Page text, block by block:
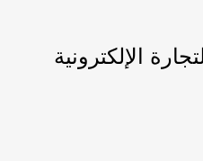
الإلكترونية